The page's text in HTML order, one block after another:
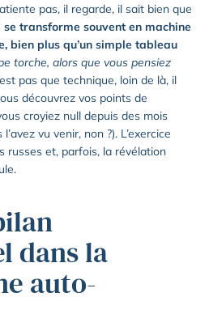
pas, il regarde, il sait bien que
se transforme souvent en machine
bien plus qu’un simple tableau
torche, alors que vous pensiez
pas que technique, loin de là, il
découvrez vos points de
croyiez null depuis des mois
vu venir, non ?). L’exercice
russes et, parfois, la révélation
dans la
auto-